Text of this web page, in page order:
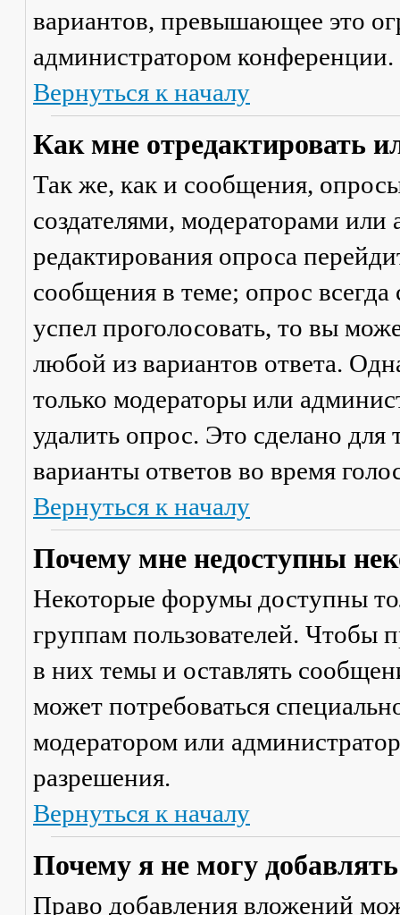
вариантов, превышающее это
администратором конференции.
Вернуться к началу
Как мне отредактировать
Так же, как и сообщения,
создателями, модераторами
редактирования опроса
сообщения в теме; опрос
успел проголосовать, то вы
любой из вариантов ответа.
только модераторы или
удалить опрос. Это сделано для
варианты ответов во время
Вернуться к началу
Почему мне недоступны
Некоторые форумы доступны
группам пользователей. Чтобы
в них темы и оставлять
может потребоваться
модератором или
разрешения.
Вернуться к началу
Почему я не могу
Право добавления вложений